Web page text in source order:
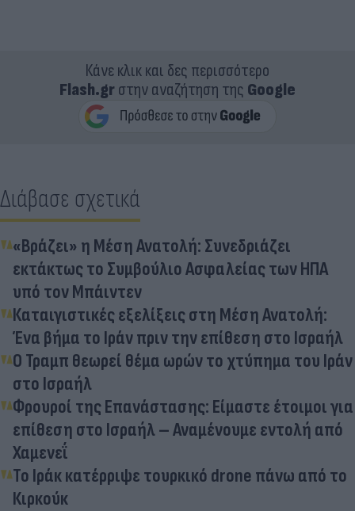
Κάνε κλικ και δες περισσότερο
Flash.grστην αναζήτηση της Google
Διάβασε σχετικά
«Βράζει» η Μέση Ανατολή: Συνεδριάζει
εκτάκτως το Συμβούλιο Ασφαλείας των ΗΠΑ
υπό τον Μπάιντεν
Καταιγιστικές εξελίξεις στη Μέση Ανατολή:
Ένα βήμα το Ιράν πριν την επίθεση στο Ισραήλ
Ο Τραμπ θεωρεί θέμα ωρών το χτύπημα του Ιράν
στο Ισραήλ
Φρουροί της Επανάστασης: Είμαστε έτοιμοι για
επίθεση στο Ισραήλ – Αναμένουμε εντολή από
Χαμενεΐ
Το Ιράκ κατέρριψε τουρκικό drone πάνω από το
Κιρκούκ